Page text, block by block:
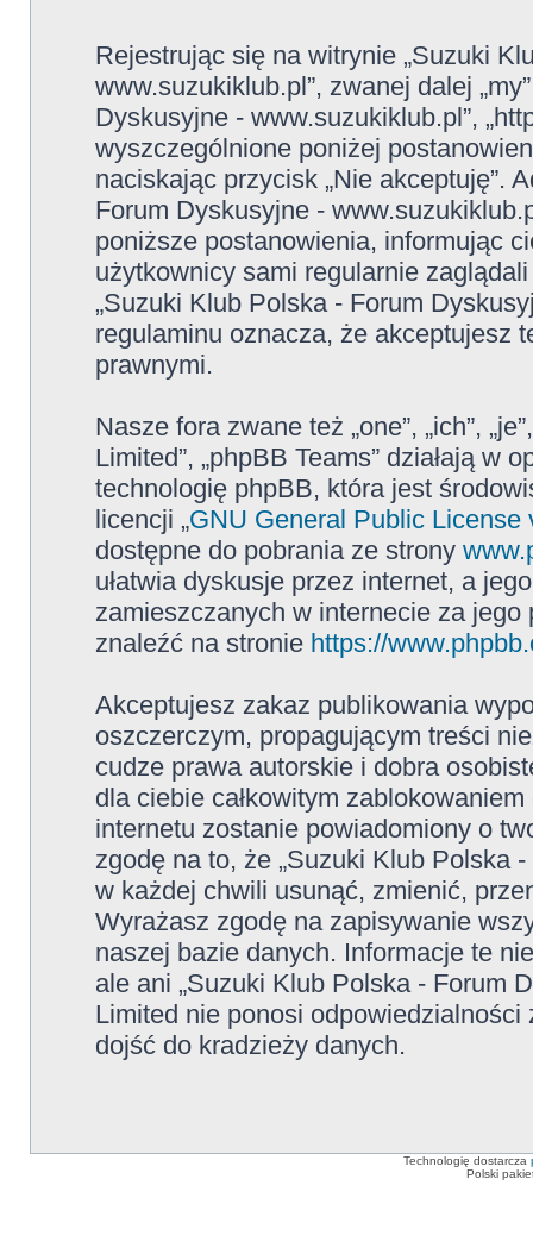
Rejestrując się na witrynie „Suzuki
www.suzukiklub.pl”, zwanej dalej
Dyskusyjne - www.suzukiklub.pl”,
wyszczególnione poniżej
naciskając przycisk „Nie akceptuję”.
Forum Dyskusyjne -
poniższe postanowienia, informując
użytkownicy sami regularnie
„Suzuki Klub Polska - Forum
regulaminu oznacza, że akceptujesz
prawnymi.
Nasze fora zwane też „one”, „ich”,
Limited”, „phpBB Teams” działają w
technologię phpBB, która jest
licencji „GNU General Public License
dostępne do pobrania ze strony
ułatwia dyskusje przez internet, a
zamieszczanych w internecie za
znaleźć na stronie https://
Akceptujesz zakaz publikowania
oszczerczym, propagującym treści
cudze prawa autorskie i dobra
dla ciebie całkowitym
internetu zostanie powiadomiony o
zgodę na to, że „Suzuki Klub Polska
w każdej chwili usunąć, zmienić,
Wyrażasz zgodę na zapisywanie
naszej bazie danych. Informacje te
ale ani „Suzuki Klub Polska - Forum
Limited nie ponosi odpowiedzialności
dojść do kradzieży danych.
Technologię dostarcza
Polski